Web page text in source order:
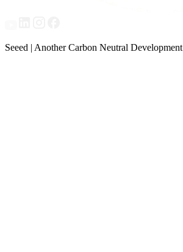
Seeed | Another Carbon Neutral Development